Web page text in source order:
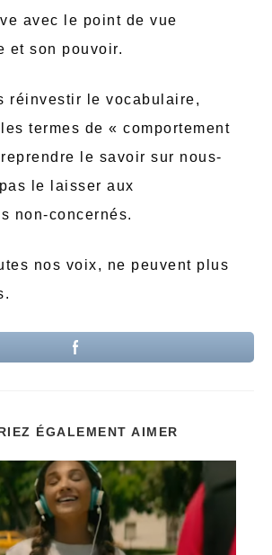
avec le point de vue
et son pouvoir.
réinvestir le vocabulaire,
termes de « comportement
le savoir sur nous-
le laisser aux
non-concernés.
nos voix, ne peuvent plus
ÉGALEMENT AIMER